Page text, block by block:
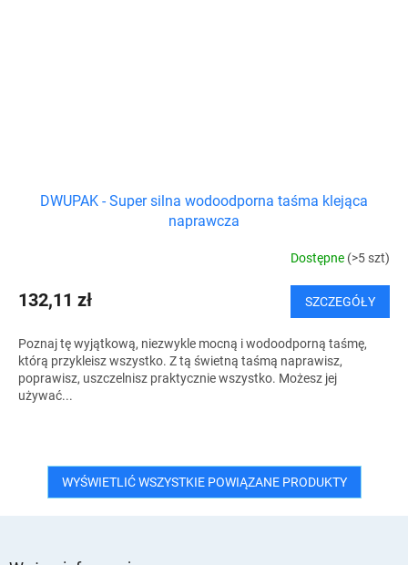
DWUPAK - Super silna wodoodporna taśma klejąca
naprawcza
Dostępne (>5 szt)
132,11 zł SZCZEGÓŁY
Poznaj tę wyjątkową, niezwykle mocną i wodoodporną taśmę,
którą przykleisz wszystko. Z tą świetną taśmą naprawisz,
poprawisz, uszczelnisz praktycznie wszystko. Możesz jej
używać...
WYŚWIETLIĆ WSZYSTKIE POWIĄZANE PRODUKTY